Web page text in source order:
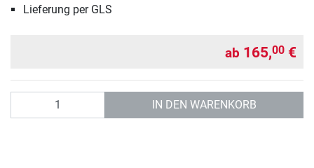
Lieferung per GLS
ab 165,00 €
IN DEN WARENKORB